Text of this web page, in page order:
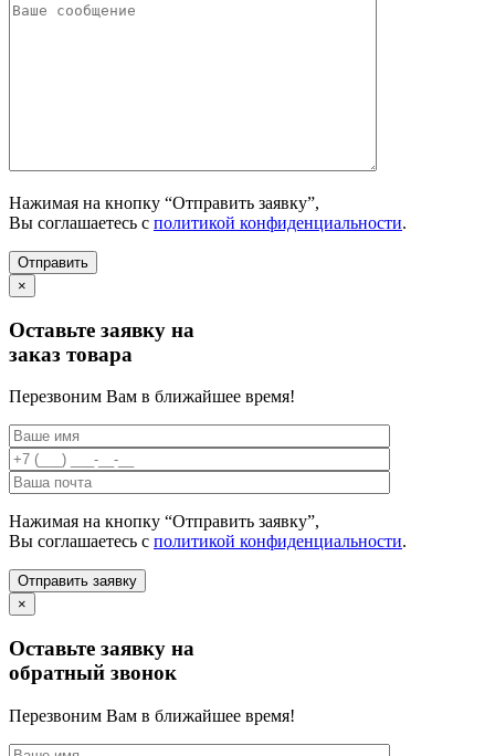
Нажимая на кнопку “Отправить заявку”,
Вы соглашаетесь с политикой конфиденциальности.
×
Оставьте заявку на
заказ товара
Перезвоним Вам в ближайшее время!
Нажимая на кнопку “Отправить заявку”,
Вы соглашаетесь с политикой конфиденциальности.
×
Оставьте заявку на
обратный звонок
Перезвоним Вам в ближайшее время!